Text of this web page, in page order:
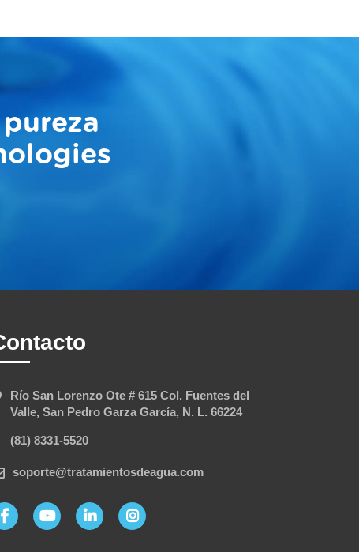
Río San Lorenzo Ote # 615 Col. Fuentes del
Valle, San Pedro Garza García, N. L. 66224
(81) 8331-5520
soporte@tratamientosdeagua.com